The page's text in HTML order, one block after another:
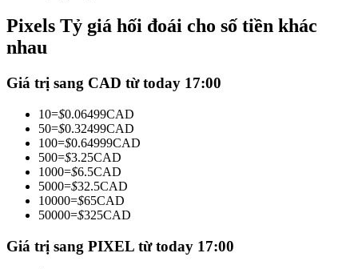
Trở thành Nhà giao dịch Sao chép
Tận hưởng chia sẻ lợi nhuận và hoa hồng giao dịch sao chép
Pixels Tỷ giá hối đoái cho số tiền khác
nhau
Giá trị sang CAD từ today 17:00
10=$0.06499CAD
50=$0.32499CAD
100=$0.64999CAD
500=$3.25CAD
1000=$6.5CAD
5000=$32.5CAD
10000=$65CAD
50000=$325CAD
Giá trị sang PIXEL từ today 17:00